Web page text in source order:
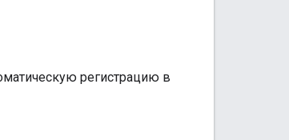
регистрацию в